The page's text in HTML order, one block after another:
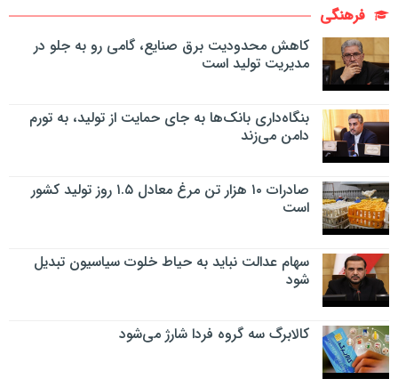
فرهنگی
کاهش محدودیت برق صنایع، گامی رو به جلو در
مدیریت تولید است
بنگاه‌داری بانک‌ها به جای حمایت از تولید، به تورم
دامن می‌زند
صادرات ۱۰ هزار تن مرغ معادل ۱.۵ روز تولید کشور
است
سهام عدالت نباید به حیاط خلوت سیاسیون تبدیل
شود
کالابرگ سه گروه فردا شارژ می‌شود